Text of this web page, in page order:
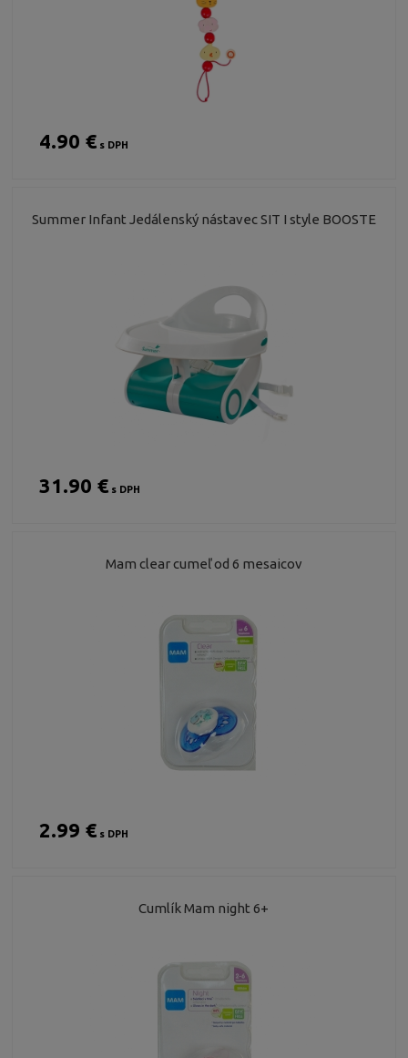
4.90 €s DPH
Summer Infant Jedálenský nástavec SIT I style BOOSTE
31.90 €s DPH
Mam clear cumeľ od 6 mesaicov
2.99 €s DPH
Cumlík Mam night 6+